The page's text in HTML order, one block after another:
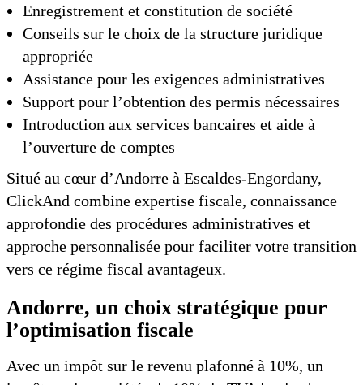
Enregistrement et constitution de société
Conseils sur le choix de la structure juridique
appropriée
Assistance pour les exigences administratives
Support pour l’obtention des permis nécessaires
Introduction aux services bancaires et aide à
l’ouverture de comptes
Situé au cœur d’Andorre à Escaldes-Engordany,
ClickAnd combine expertise fiscale, connaissance
approfondie des procédures administratives et
approche personnalisée pour faciliter votre transition
vers ce régime fiscal avantageux.
Andorre, un choix stratégique pour
l’optimisation fiscale
Avec un impôt sur le revenu plafonné à 10%, un